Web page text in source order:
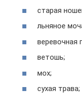
старая
льняное
веревочная
ветошь;
мох;
сухая трава;